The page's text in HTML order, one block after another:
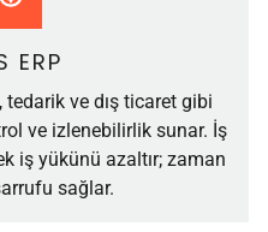
ERP
ve dış ticaret gibi
ve izlenebilirlik sunar. İş
iş yükünü azaltır; zaman
sağlar.